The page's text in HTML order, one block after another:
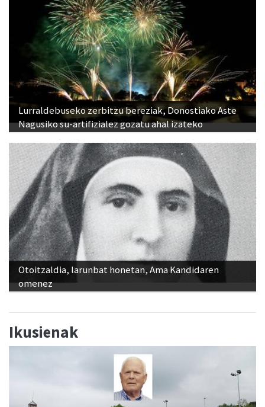
Lurraldebuseko zerbitzu bereziak, Donostiako Aste
Nagusiko su-artifizialez gozatu ahal izateko
Otoitzaldia, larunbat honetan, Ama Kandidaren
omenez
Ikusienak